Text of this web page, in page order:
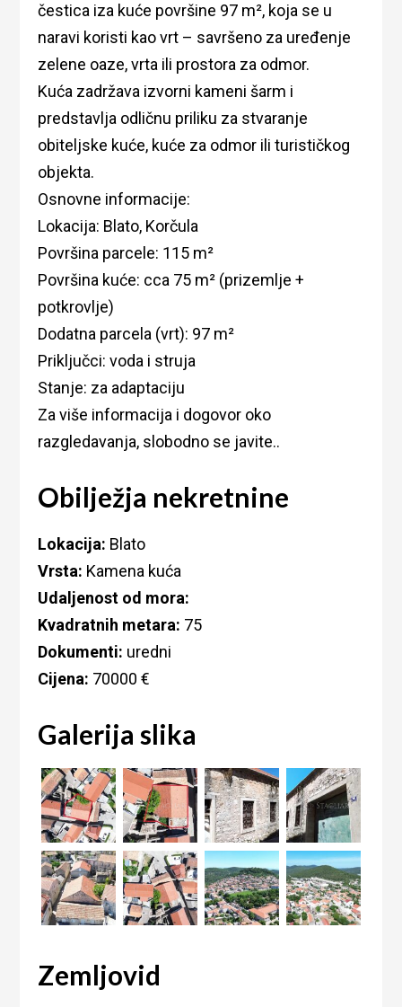
čestica iza kuće površine 97 m², koja se u
naravi koristi kao vrt – savršeno za uređenje
zelene oaze, vrta ili prostora za odmor.
Kuća zadržava izvorni kameni šarm i
predstavlja odličnu priliku za stvaranje
obiteljske kuće, kuće za odmor ili turističkog
objekta.
Osnovne informacije:
Lokacija: Blato, Korčula
Površina parcele: 115 m²
Površina kuće: cca 75 m² (prizemlje +
potkrovlje)
Dodatna parcela (vrt): 97 m²
Priključci: voda i struja
Stanje: za adaptaciju
Za više informacija i dogovor oko
razgledavanja, slobodno se javite..
Obilježja nekretnine
Lokacija: Blato
Vrsta: Kamena kuća
Udaljenost od mora:
Kvadratnih metara: 75
Dokumenti: uredni
Cijena: 70000 €
Galerija slika
Zemljovid